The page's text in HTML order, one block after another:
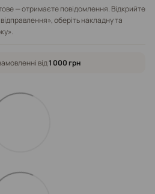
— отримаєте повідомлення. Відкрийте
оберіть накладну та
від1 000 грн